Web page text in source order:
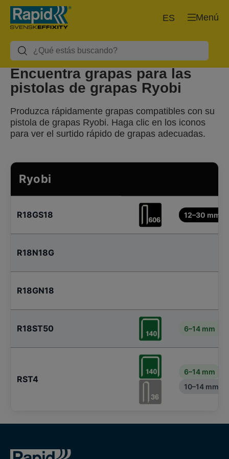
Menú
ES
Encuentra grapas para las
pistolas de grapas Ryobi
Produzca rápidamente grapas compatibles con su
pistola de grapas Ryobi. Haga clic en los iconos
para ver el surtido rápido de grapas adecuadas.
Ryobi
R18GS18 12–30 mm
R18N18G
R18GN18
R18ST50 6–14 mm
RST4
6–14 mm
10–14 mm